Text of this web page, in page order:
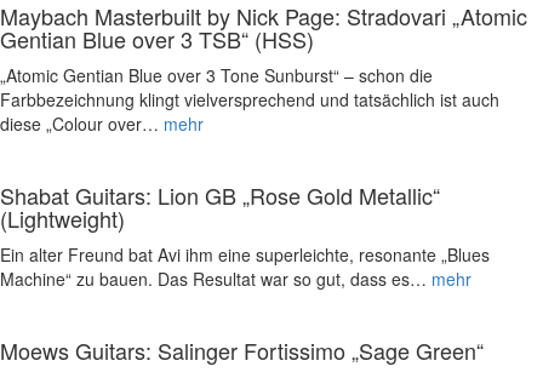
Maybach Masterbuilt by Nick Page: Stradovari „Atomic
Gentian Blue over 3 TSB“ (HSS)
„Atomic Gentian Blue over 3 Tone Sunburst“ – schon die
Farbbezeichnung klingt vielversprechend und tatsächlich ist auch
diese „Colour over… mehr
Shabat Guitars: Lion GB „Rose Gold Metallic“
(Lightweight)
Ein alter Freund bat Avi ihm eine superleichte, resonante „Blues
Machine“ zu bauen. Das Resultat war so gut, dass es… mehr
Moews Guitars: Salinger Fortissimo „Sage Green“